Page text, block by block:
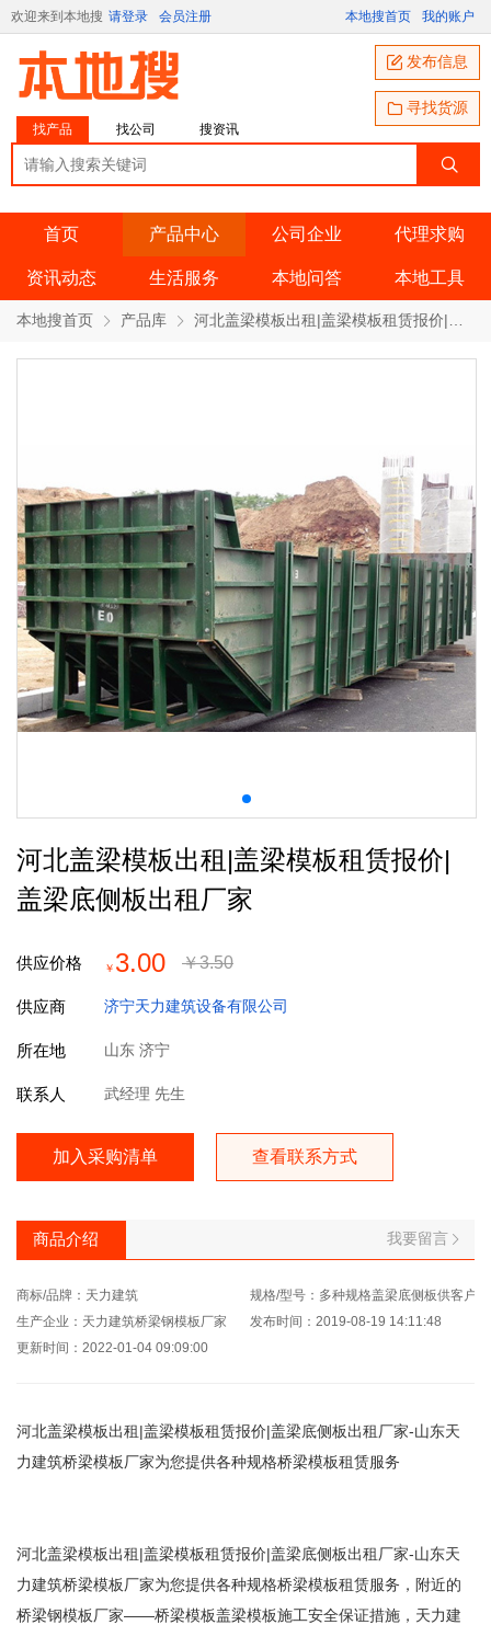
欢迎来到本地搜 请登录 会员注册 本地搜首页 我的账户
找产品 找公司 搜资讯
发布信息
寻找货源
首页 产品中心 公司企业 代理求购
资讯动态 生活服务 本地问答 本地工具
本地搜首页 产品库
河北盖梁模板出租|盖梁模板租赁报价|
盖梁底侧板出租厂家
供应价格 ￥ 3.00 ￥3.50
供应商 济宁天力建筑设备有限公司
所在地 山东 济宁
联系人 武经理 先生
加入采购清单 查看联系方式
商品介绍 我要留言
商标/品牌：天力建筑
规格/型号：多种规格盖梁底侧板供客户
生产企业：天力建筑桥梁钢模板厂家
发布时间：2019-08-19 14:11:48
更新时间：2022-01-04 09:09:00
河北盖梁模板出租|盖梁模板租赁报价|盖梁底侧板出租厂家-山东天
力建筑桥梁模板厂家为您提供各种规格桥梁模板租赁服务
河北盖梁模板出租|盖梁模板租赁报价|盖梁底侧板出租厂家-山东天
力建筑桥梁模板厂家为您提供各种规格桥梁模板租赁服务，附近的
桥梁钢模板厂家——桥梁模板盖梁模板施工安全保证措施，天力建